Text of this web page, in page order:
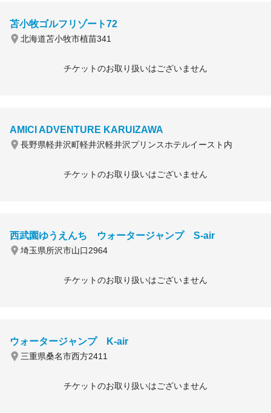
苫小牧ゴルフリゾート72
北海道苫小牧市植苗341
チケットのお取り扱いはございません
AMICI ADVENTURE KARUIZAWA
長野県軽井沢町軽井沢軽井沢プリンスホテルイースト内
チケットのお取り扱いはございません
西武園ゆうえんち ウォータージャンプ S-air
埼玉県所沢市山口2964
チケットのお取り扱いはございません
ウォータージャンプ K-air
三重県桑名市西方2411
チケットのお取り扱いはございません